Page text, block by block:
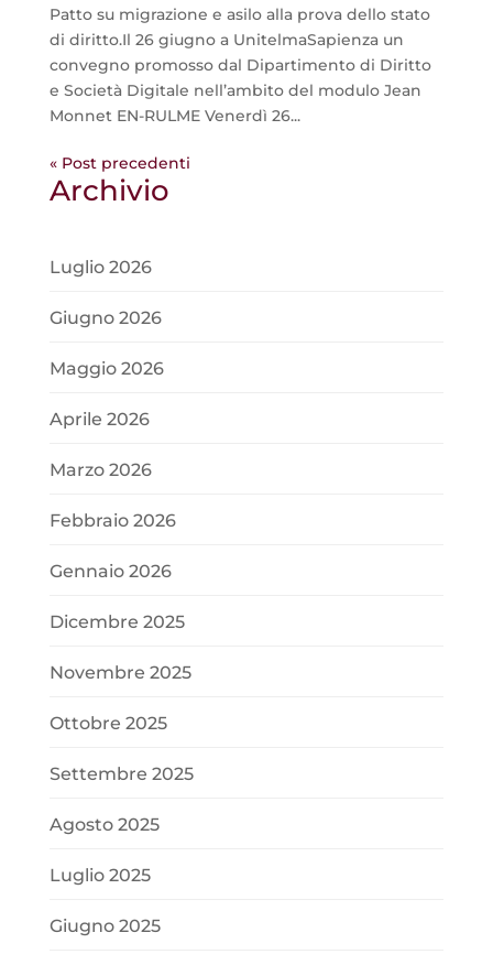
Patto su migrazione e asilo alla prova dello stato
di diritto.Il 26 giugno a UnitelmaSapienza un
convegno promosso dal Dipartimento di Diritto
e Società Digitale nell’ambito del modulo Jean
Monnet EN-RULME Venerdì 26...
« Post precedenti
Archivio
Luglio 2026
Giugno 2026
Maggio 2026
Aprile 2026
Marzo 2026
Febbraio 2026
Gennaio 2026
Dicembre 2025
Novembre 2025
Ottobre 2025
Settembre 2025
Agosto 2025
Luglio 2025
Giugno 2025